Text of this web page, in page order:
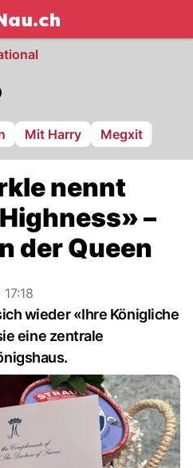
NAU.ch
Mit Harry Megxit
nennt
–
der Queen
wieder «Ihre Königliche
eine zentrale